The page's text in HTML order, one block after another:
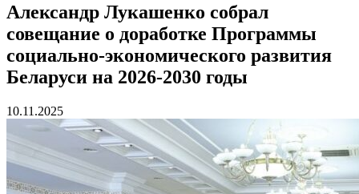
Александр Лукашенко собрал
совещание о доработке Программы
социально-экономического развития
Беларуси на 2026-2030 годы
10.11.2025